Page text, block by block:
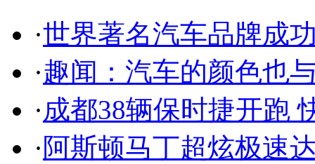
·世界著名汽车品牌成
·趣闻：汽车的颜色也
·成都38辆保时捷开跑
·阿斯顿马丁超炫极速